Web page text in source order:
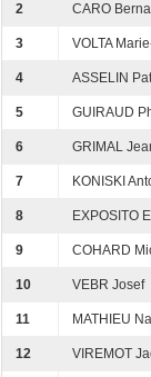
2 CARO
3 VOLTA
4 ASSELIN
5 GUIRAUD
6 GRIMAL
7 KONISKI
8 EXPOSITO
9 COHARD
10 VEBR Josef
11 MATHIEU
12 VIREMOT